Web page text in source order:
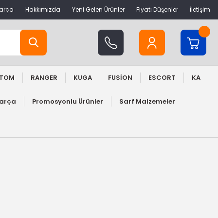
Hakkımızda Yeni Gelen Ürünler Fiyatı Düşenler İletişim
RANGER KUGA FUSİON ESCORT KA
Promosyonlu Ürünler Sarf Malzemeler